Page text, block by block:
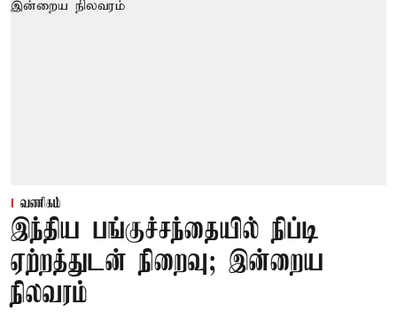
வணிகம்
இந்திய பங்குச்சந்தையில் நிப்டி
ஏற்றத்துடன் நிறைவு; இன்றைய
நிலவரம்